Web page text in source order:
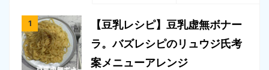
【豆乳レシピ】豆乳虚無ボナー
ラ。バズレシピのリュウジ氏考
案メニューアレンジ